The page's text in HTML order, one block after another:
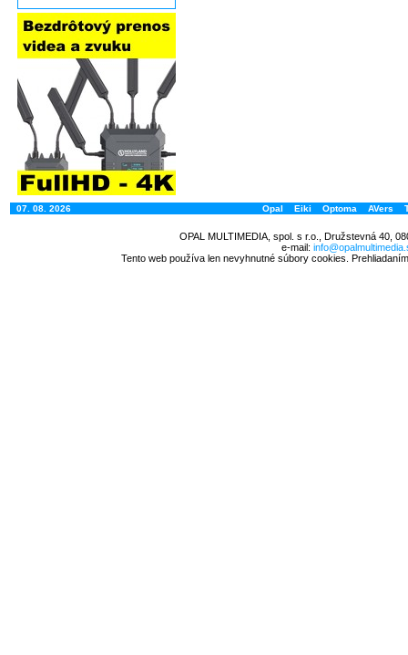
07. 08. 2026 Opal Eiki Optoma AVers
OPAL MULTIMEDIA, spol. s r.o., Družstevná 40,
e-mail:
Tento web používa len nevyhnutné súbory cookies.